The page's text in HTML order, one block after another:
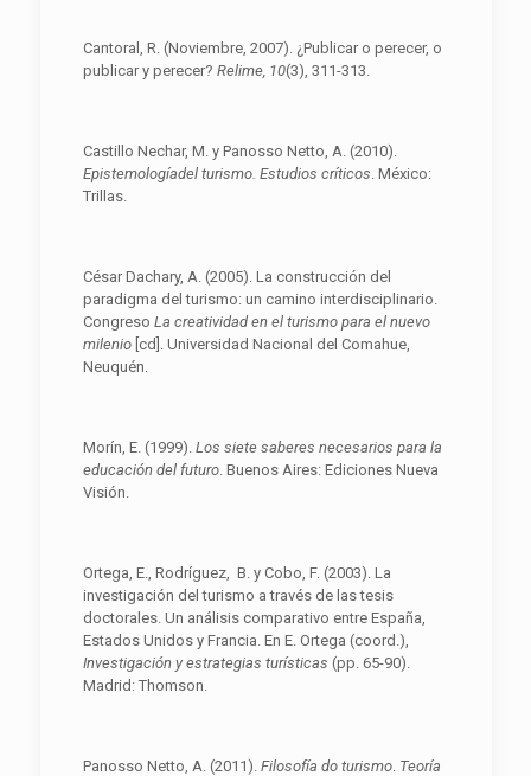
Cantoral, R. (Noviembre, 2007). ¿Publicar o perecer, o
publicar y perecer? Relime, 10(3), 311-313.
Castillo Nechar, M. y Panosso Netto, A. (2010).
Epistemologíadel turismo. Estudios críticos . México:
Trillas.
César Dachary, A. (2005). La construcción del
paradigma del turismo: un camino interdisciplinario.
Congreso La creatividad en el turismo para el nuevo
milenio [cd]. Universidad Nacional del Comahue,
Neuquén.
Morín, E. (1999). Los siete saberes necesarios para la
educación del futuro. Buenos Aires: Ediciones Nueva
Visión.
Ortega, E., Rodríguez, B. y Cobo, F. (2003). La
investigación del turismo a través de las tesis
doctorales. Un análisis comparativo entre España,
Estados Unidos y Francia. En E. Ortega (coord.),
Investigación y estrategias turísticas (pp. 65-90).
Madrid: Thomson.
Panosso Netto, A. (2011). Filosofía do turismo. Teoría